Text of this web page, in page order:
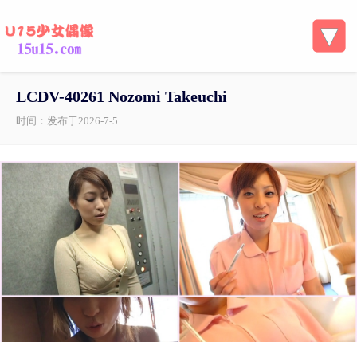
LCDV-40261 Nozomi Takeuchi
时间：发布于2026-7-5